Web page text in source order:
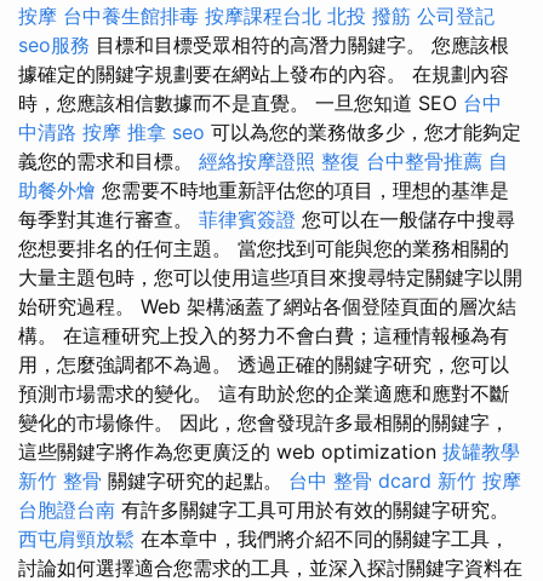
按摩 台中養生館排毒 按摩課程台北 北投 撥筋 公司登記
seo服務 目標和目標受眾相符的高潛力關鍵字。 您應該根
據確定的關鍵字規劃要在網站上發布的內容。 在規劃內容
時，您應該相信數據而不是直覺。 一旦您知道 SEO 台中
中清路 按摩 推拿 seo 可以為您的業務做多少，您才能夠定
義您的需求和目標。 經絡按摩證照 整復 台中整骨推薦 自
助餐外燴 您需要不時地重新評估您的項目，理想的基準是
每季對其進行審查。 菲律賓簽證 您可以在一般儲存中搜尋
您想要排名的任何主題。 當您找到可能與您的業務相關的
大量主題包時，您可以使用這些項目來搜尋特定關鍵字以開
始研究過程。 Web 架構涵蓋了網站各個登陸頁面的層次結
構。 在這種研究上投入的努力不會白費；這種情報極為有
用，怎麼強調都不為過。 透過正確的關鍵字研究，您可以
預測市場需求的變化。 這有助於您的企業適應和應對不斷
變化的市場條件。 因此，您會發現許多最相關的關鍵字，
這些關鍵字將作為您更廣泛的 web optimization 拔罐教學
新竹 整骨 關鍵字研究的起點。 台中 整骨 dcard 新竹 按摩
台胞證台南 有許多關鍵字工具可用於有效的關鍵字研究。
西屯肩頸放鬆 在本章中，我們將介紹不同的關鍵字工具，
討論如何選擇適合您需求的工具，並深入探討關鍵字資料在